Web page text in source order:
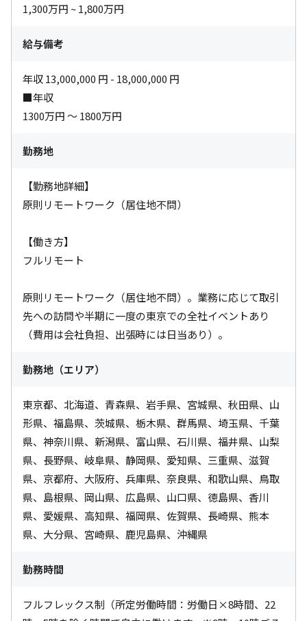
1,300万円 ~ 1,800万円
給与備考
年収 13,000,000 円 - 18,000,000 円
■年収
1300万円 〜 1800万円
勤務地
【勤務地詳細】
原則リモートワーク（居住地不問）
【働き方】
フルリモート
原則リモートワーク（居住地不問）。業務に応じて取引
先への訪問や半期に一度の東京での全社イベントあり
（費用は会社負担、出張時には日当あり）。
勤務地（エリア）
東京都、北海道、青森県、岩手県、宮城県、秋田県、山
形県、福島県、茨城県、栃木県、群馬県、埼玉県、千葉
県、神奈川県、新潟県、富山県、石川県、福井県、山梨
県、長野県、岐阜県、静岡県、愛知県、三重県、滋賀
県、京都府、大阪府、兵庫県、奈良県、和歌山県、鳥取
県、島根県、岡山県、広島県、山口県、徳島県、香川
県、愛媛県、高知県、福岡県、佐賀県、長崎県、熊本
県、大分県、宮崎県、鹿児島県、沖縄県
勤務時間
フルフレックス制（所定労働時間：労働日×8時間、22